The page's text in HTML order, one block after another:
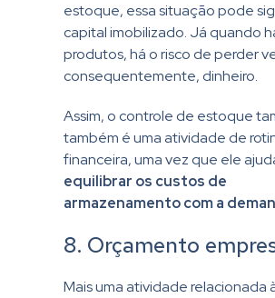
estoque, essa situação pode
capital imobilizado. Já quando
produtos, há o risco de perder
consequentemente, dinheiro.
Assim, o controle de estoque
também é uma atividade de
financeira, uma vez que ele
equilibrar os custos de
armazenamento com a
8. Orçamento
Mais uma atividade relacionada